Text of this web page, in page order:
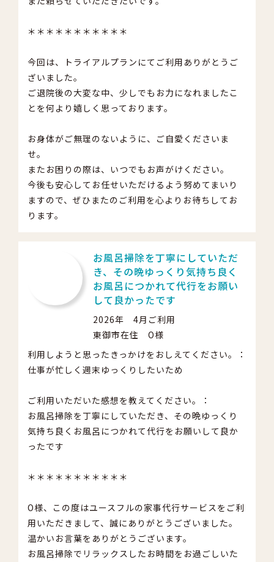
＊＊＊＊＊＊＊＊＊＊＊
今回は、トライアルプランにてご利用ありがとうご
ざいました。
ご退院後の大変な中、少しでもお力になれましたこ
とを何より嬉しく思っております。
お身体がご無理のないように、ご自愛くださいま
せ。
またお困りの際は、いつでもお声がけください。
今後も安心してお任せいただけるよう努めてまいり
ますので、ぜひまたのご利用を心よりお待ちしてお
ります。
お風呂掃除を丁寧にしていただ
き、その晩ゆっくり気持ち良く
お風呂につかれて代行をお願い
して良かったです
2026年 4月ご利用
東御市在住 O様
利用しようと思ったきっかけをおしえてください。：
仕事が忙しく週末ゆっくりしたいため
ご利用いただいた感想を教えてください。：
お風呂掃除を丁寧にしていただき、その晩ゆっくり
気持ち良くお風呂につかれて代行をお願いして良か
ったです
＊＊＊＊＊＊＊＊＊＊＊
O様、この度はユースフルの家事代行サービスをご利
用いただきまして、誠にありがとうございました。
温かいお言葉をありがとうございます。
お風呂掃除でリラックスしたお時間をお過ごしいた